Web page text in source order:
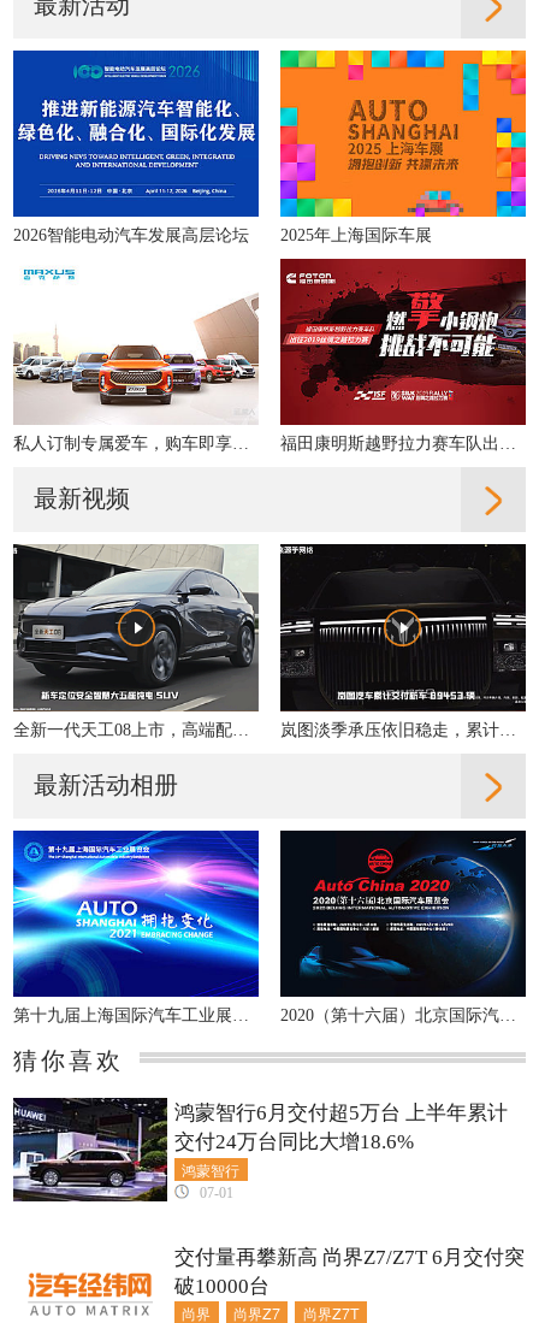
2026智能电动汽车发展高层论坛 2025年上海国际车展
私人订制专属爱车，购车即享多重好礼！ 福田康明斯越野拉力赛车队出征2019丝绸之路拉力赛
最新视频
岚图淡季承压依旧稳走，累计交付同比增31%
最新活动相册
2020（第十六届）北京国际汽车展览会
猜你喜欢
鸿蒙智行
鸿蒙智行6月交付超5万台 上半年累计
交付24万台同比大增18.6%
07-01
尚界 尚界Z7 尚界Z7T
交付量再攀新高 尚界Z7/Z7T 6月交付突
破10000台